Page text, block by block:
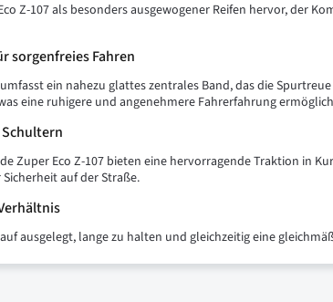
Z-107 als besonders ausgewogener Reifen hervor, der
sorgenfreies Fahren
ein nahezu glattes zentrales Band, das die
eine ruhigere und angenehmere Fahrerfahrung
Zuper Eco Z-107 bieten eine hervorragende Traktion in
auf der Straße.
ausgelegt, lange zu halten und gleichzeitig eine